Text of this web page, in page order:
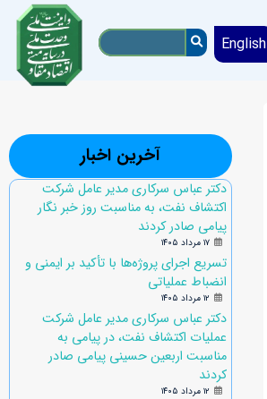
English
آخرین اخبار
دکتر عباس سرکاری مدیر عامل شرکت
اکتشاف نفت، به مناسبت روز خبر نگار
پیامی صادر کردند
۱۷ مرداد ۱۴۰۵
تسریع اجرای پروژه‌ها با تأکید بر ایمنی و
انضباط عملیاتی
۱۲ مرداد ۱۴۰۵
دکتر عباس سرکاری مدیر عامل شرکت
عملیات اکتشاف نفت، در پیامی به
مناسبت اربعین حسینی پیامی صادر
کردند
۱۲ مرداد ۱۴۰۵